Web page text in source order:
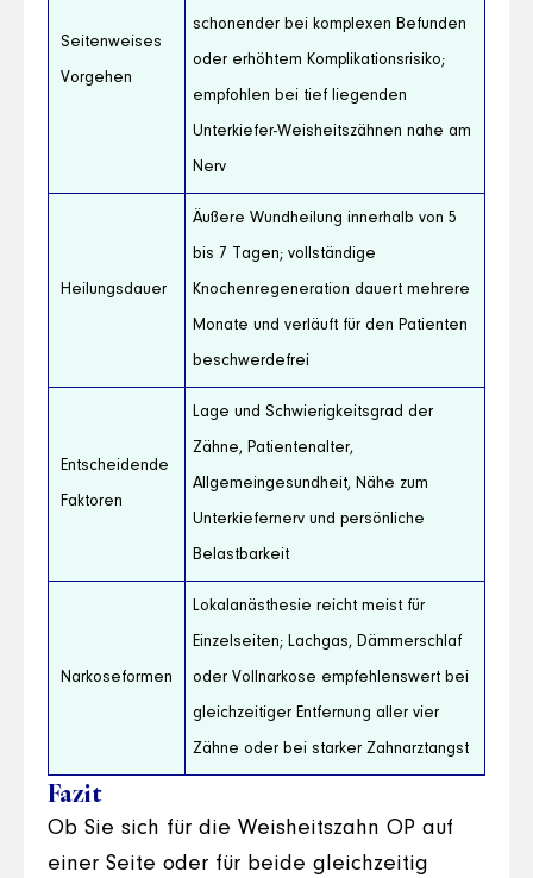
Seitenweises
Vorgehen
schonender bei komplexen Befunden
oder erhöhtem Komplikationsrisiko;
empfohlen bei tief liegenden
Unterkiefer-Weisheitszähnen nahe am
Nerv
Heilungsdauer
Äußere Wundheilung innerhalb von 5
bis 7 Tagen; vollständige
Knochenregeneration dauert mehrere
Monate und verläuft für den Patienten
beschwerdefrei
Entscheidende
Faktoren
Lage und Schwierigkeitsgrad der
Zähne, Patientenalter,
Allgemeingesundheit, Nähe zum
Unterkiefernerv und persönliche
Belastbarkeit
Narkoseformen
Lokalanästhesie reicht meist für
Einzelseiten; Lachgas, Dämmerschlaf
oder Vollnarkose empfehlenswert bei
gleichzeitiger Entfernung aller vier
Zähne oder bei starker Zahnarztangst
Fazit
Ob Sie sich für die Weisheitszahn OP auf
einer Seite oder für beide gleichzeitig